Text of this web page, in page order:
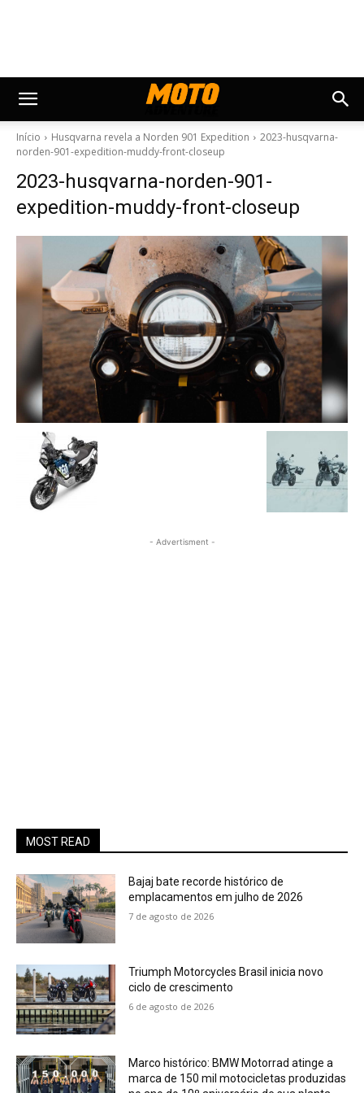
Início Husqvarna revela a Norden 901 Expedition
2023-husqvarna-
norden-901-expedition-muddy-front-closeup
2023-husqvarna-norden-901-
expedition-muddy-front-closeup
- Advertisment -
MOST READ
Bajaj bate recorde histórico de
emplacamentos em julho de 2026
7 de agosto de 2026
Triumph Motorcycles Brasil inicia novo
ciclo de crescimento
6 de agosto de 2026
Marco histórico: BMW Motorrad atinge a
marca de 150 mil motocicletas produzidas